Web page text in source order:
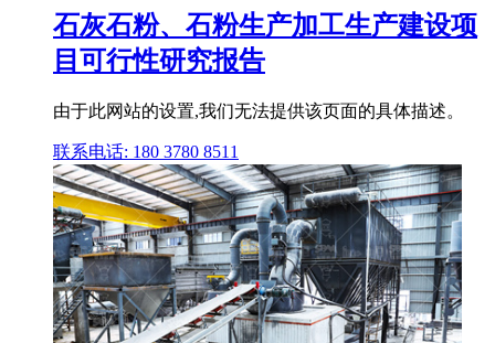
石灰石粉、石粉生产加工生产建设项
目可行性研究报告
由于此网站的设置,我们无法提供该页面的具体描述。
联系电话: 180 3780 8511